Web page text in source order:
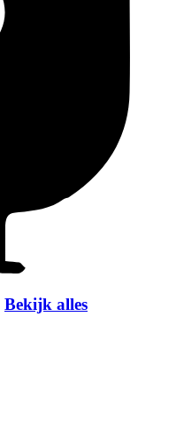
Bekijk alles